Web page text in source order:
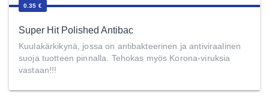
0.35 €
Super Hit Polished Antibac
Kuulakärkikynä, jossa on antibakteerinen ja antiviraalinen
suoja tuotteen pinnalla. Tehokas myös Korona-viruksia
vastaan!!!